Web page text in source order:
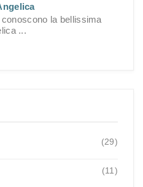
la bellissima
...
(29)
(11)